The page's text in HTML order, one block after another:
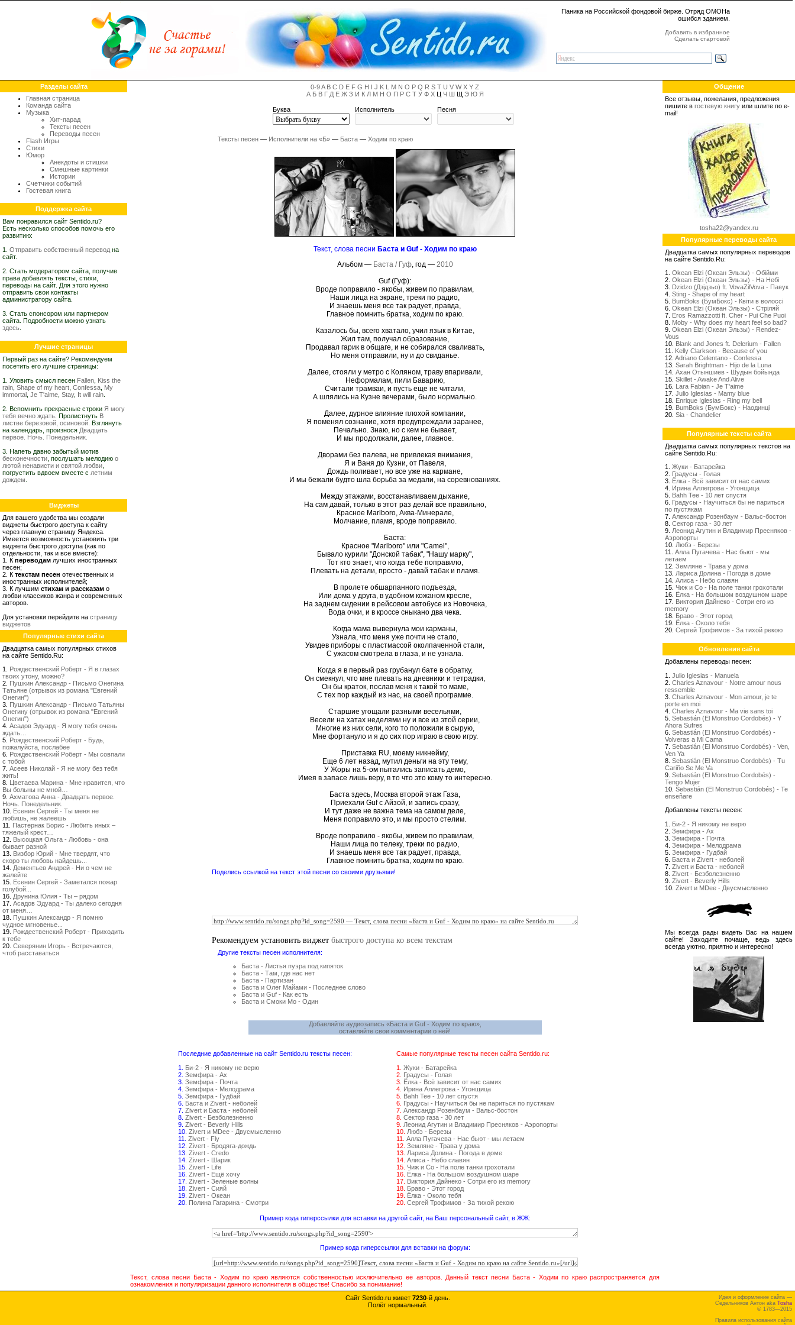
Паника на Российской фондовой бирже. Отряд ОМОНа
ошибся зданием.
Добавить в избранное
Сделать стартовой
Разделы сайта
Главная страница
Команда сайта
Музыка
Хит-парад
Тексты песен
Переводы песен
Flash Игры
Стихи
Юмор
Анекдоты и стишки
Смешные картинки
Истории
Счетчики событий
Гостевая книга
Поддержка сайта
Вам понравился сайт Sentido.ru?
Есть несколько способов помочь его
развитию:
1. Отправить собственный перевод на
сайт.
2. Стать модератором сайта, получив
права добавлять тексты, стихи,
переводы на сайт. Для этого нужно
отправить свои контакты
администратору сайта.
3. Стать спонсором или партнером
сайта. Подробности можно узнать
здесь
Лучшие страницы
Первый раз на сайте? Рекомендуем
посетить его лучшие страницы:
1. Уловить смысл песен Fallen Kiss the
rain Shape of my heart Confessa My
immortal Je T'aime Stay, It will rain
2. Вспомнить прекрасные строки Я могу
тебя вечно ждать . Пролистнуть В
листве березовой, осиновой . Взглянуть
на календарь, произнося Двадцать
первое. Ночь. Понедельник.
3. Напеть давно забытый мотив
бесконечности , послушать мелодию о
лютой ненависти и святой любви
погрустить вдвоем вместе с летним
дождем
Виджеты
Для вашего удобства мы создали
виджеты быстрого доступа к сайту
через главную страницу Яндекса.
Имеется возможность установить три
виджета быстрого доступа (как по
отдельности, так и все вместе):
1. К переводам лучших иностранных
песен;
2. К текстам песен отечественных и
иностранных исполнителей;
3. К лучшим стихам и рассказам о
любви классиков жанра и современных
авторов.
Для установки перейдите на страницу
виджетов
Популярные стихи сайта
Двадцатка самых популярных стихов
на сайте Sentido.Ru:
1. Рождественский Роберт - Я в глазах
твоих утону, можно?
2. Пушкин Александр - Письмо Онегина
Татьяне (отрывок из романа "Евгений
Онегин")
3. Пушкин Александр - Письмо Татьяны
Онегину (отрывок из романа "Евгений
Онегин")
4. Асадов Эдуард - Я могу тебя очень
ждать…
5. Рождественский Роберт - Будь,
пожалуйста, послабее
6. Рождественский Роберт - Мы совпали
с тобой
7. Асеев Николай - Я не могу без тебя
жить!
8. Цветаева Марина - Мне нравится, что
Вы больны не мной…
9. Ахматова Анна - Двадцать первое.
Ночь. Понедельник.
10. Есенин Сергей - Ты меня не
любишь, не жалеешь
11. Пастернак Борис - Любить иных –
тяжелый крест…
12. Высоцкая Ольга - Любовь - она
бывает разной
13. Визбор Юрий - Мне твердят, что
скоро ты любовь найдешь...
14. Дементьев Андрей - Ни о чем не
жалейте
15. Есенин Сергей - Заметался пожар
голубой...
16. Друнина Юлия - Ты – рядом
17. Асадов Эдуард - Ты далеко сегодня
от меня…
18. Пушкин Александр - Я помню
чудное мгновенье...
19. Рождественский Роберт - Приходить
к тебе
20. Северянин Игорь - Встречаются,
чтоб расставаться
0-9A B C D E F G H I J K L M N O P Q R S T U V W X Y Z
А Б В Г Д Е Ж З И К Л М Н О П Р С Т У Ф ХЦ Ч ШЩ Э Ю Я
Буква Исполнитель Песня
Тексты песен— Исполнители на «Б»— Баста— Ходим по краю
Текст, слова песни Баста и Guf - Ходим по краю
Альбом — Баста / Гуф, год — 2010
Guf (Гуф):
Вроде поправило - якобы, живем по правилам,
Наши лица на экране, треки по радио,
И знаешь меня все так радует, правда,
Главное помнить братка, ходим по краю.
Казалось бы, всего хватало, учил язык в Китае,
Жил там, получал образование,
Продавал гарик в общаге, и не собирался сваливать,
Но меня отправили, ну и до свиданье.
Далее, стояли у метро с Коляном, траву впаривали,
Неформалам, пили Баварию,
Считали трамваи, и пусть еще не читали,
А шлялись на Кузне вечерами, было нормально.
Далее, дурное влияние плохой компании,
Я поменял сознание, хотя предупреждали заранее,
Печально. Знаю, но с кем не бывает,
И мы продолжали, далее, главное.
Дворами без палева, не привлекая внимания,
Я и Ваня до Кузни, от Павеля,
Дождь поливает, но все уже на кармане,
И мы бежали будто шла борьба за медали, на соревнованиях.
Между этажами, восстанавливаем дыхание,
На сам давай, только в этот раз делай все правильно,
Красное Marlboro, Аква-Минерале,
Молчание, пламя, вроде поправило.
Баста:
Красное "Marlboro" или "Camel",
Бывало курили "Донской табак", "Нашу марку",
Тот кто знает, что когда тебе поправило,
Плевать на детали, просто - давай табак и пламя.
В пролете обшарпанного подъезда,
Или дома у друга, в удобном кожаном кресле,
На заднем сидении в рейсовом автобусе из Новочека,
Вода очки, и в кроссе сныкано два чека.
Когда мама вывернула мои карманы,
Узнала, что меня уже почти не стало,
Увидев приборы с пластмассой околпаченной стали,
С ужасом смотрела в глаза, и не узнала.
Когда я в первый раз грубанул бате в обратку,
Он смекнул, что мне плевать на дневники и тетрадки,
Он бы краток, послав меня к такой то маме,
С тех пор каждый из нас, на своей программе.
Старшие угощали разными весельями,
Весели на хатах неделями ну и все из этой серии,
Многие из них сели, кого то положили в сырую,
Мне фортануло и я до сих пор играю в свою игру.
Приставка RU, моему никнейму,
Еще 6 лет назад, мутил деньги на эту тему,
У Жоры на 5-ом пытались записать демо,
Имея в запасе лишь веру, в то что это кому то интересно.
Баста здесь, Москва второй этаж Газа,
Приехали Guf с Айзой, и запись сразу,
И тут даже не важна тема на самом деле,
Меня поправило это, и мы просто стелим.
Вроде поправило - якобы, живем по правилам,
Наши лица по телеку, треки по радио,
И знаешь меня все так радует, правда,
Главное помнить братка, ходим по краю.
Поделись ссылкой на текст этой песни со своими друзьями!
Рекомендуем установить виджет быстрого доступа ко всем текстам
Другие тексты песен исполнителя:
Баста - Листья пуэра под кипяток
Баста - Там, где нас нет
Баста - Партизан
Баста и Олег Майами - Последнее слово
Баста и Guf - Как есть
Баста и Смоки Мо - Один
Добавляйте аудиозапись «Баста и Guf - Ходим по краю»,
оставляйте свои комментарии о ней!
Последние добавленные на сайт Sentido.ru тексты песен:
1.
Би-2 - Я никому не верю
2. Земфира - Ах
3. Земфира - Почта
4. Земфира - Мелодрама
5. Земфира - Гудбай
6. Баста и Zivert - неболей
7. Zivert и Баста - неболей
8. Zivert - Безболезненно
9. Zivert - Beverly Hills
10. Zivert и MDee - Двусмысленно
11. Zivert - Fly
12. Zivert - Бродяга-дождь
13. Zivert - Credo
14. Zivert - Шарик
15. Zivert - Life
16. Zivert - Ещё хочу
17. Zivert - Зеленые волны
18. Zivert - Сияй
19. Zivert - Океан
20. Полина Гагарина - Смотри
Самые популярные тексты песен сайта Sentido.ru:
1. Жуки - Батарейка
2. Градусы - Голая
3. Ёлка - Всё зависит от нас самих
4. Ирина Аллегрова - Угонщица
5. Bahh Tee - 10 лет спустя
6. Градусы - Научиться бы не париться по пустякам
7. Александр Розенбаум - Вальс-бостон
8. Сектор газа - 30 лет
9. Леонид Агутин и Владимир Пресняков - Аэропорты
10. Любэ - Березы
11. Алла Пугачева - Нас бьют - мы летаем
12. Земляне - Трава у дома
13. Лариса Долина - Погода в доме
14. Алиса - Небо славян
15. Чиж и Со - На поле танки грохотали
16. Ёлка - На большом воздушном шаре
17. Виктория Дайнеко - Сотри его из memory
18. Браво - Этот город
19. Ёлка - Около тебя
20. Сергей Трофимов - За тихой рекою
Пример кода гиперссылки для вставки на другой сайт, на Ваш персональный сайт, в ЖЖ:
Пример кода гиперссылки для вставки на форум:
Текст, слова песни Баста - Ходим по краю являются собственностью исключительно её авторов. Данный текст песни Баста - Ходим по краю распространяется для
ознакомления и популяризации данного исполнителя в обществе! Спасибо за понимание!
Общение
Все отзывы, пожелания, предложения
пишите в гостевую книгу или шлите по e-
mail!
tosha22@yandex.ru
Популярные переводы сайта
Двадцатка самых популярных переводов
на сайте Sentido.Ru:
1. Okean Elzi (Океан Эльзы) - Обійми
2. Okean Elzi (Океан Эльзы) - На Небі
3. Dzidzo (Дзідзьо) ft. VovaZilVova - Павук
4. Sting - Shape of my heart
5. BumBoks (БумБокс) - Квіти в волоссі
6. Okean Elzi (Океан Эльзы) - Стрiляй
7. Eros Ramazzotti ft. Cher - Pui Che Puoi
8. Moby - Why does my heart feel so bad?
9. Okean Elzi (Океан Эльзы) - Rendez-
Vous
10. Blank and Jones ft. Delerium - Fallen
11. Kelly Clarkson - Because of you
12. Adriano Celentano - Confessa
13. Sarah Brightman - Hijo de la Luna
14. Ахан Отыншиев - Шудын бойында
15. Skillet - Awake And Alive
16. Lara Fabian - Je T'aime
17. Julio Iglesias - Mamy blue
18. Enrique Iglesias - Ring my bell
19. BumBoks (БумБокс) - Наодинці
20. Sia - Chandelier
Популярные тексты сайта
Двадцатка самых популярных текстов на
сайте Sentido.Ru:
1. Жуки - Батарейка
2. Градусы - Голая
3. Ёлка - Всё зависит от нас самих
4. Ирина Аллегрова - Угонщица
5. Bahh Tee - 10 лет спустя
6. Градусы - Научиться бы не париться
по пустякам
7. Александр Розенбаум - Вальс-бостон
8. Сектор газа - 30 лет
9. Леонид Агутин и Владимир Пресняков -
Аэропорты
10. Любэ - Березы
11. Алла Пугачева - Нас бьют - мы
летаем
12. Земляне - Трава у дома
13. Лариса Долина - Погода в доме
14. Алиса - Небо славян
15. Чиж и Со - На поле танки грохотали
16. Ёлка - На большом воздушном шаре
17. Виктория Дайнеко - Сотри его из
memory
18. Браво - Этот город
19. Ёлка - Около тебя
20. Сергей Трофимов - За тихой рекою
Обновления сайта
Добавлены переводы песен:
1. Julio Iglesias - Manuela
2. Charles Aznavour - Notre amour nous
ressemble
3. Charles Aznavour - Mon amour, je te
porte en moi
4. Charles Aznavour - Ma vie sans toi
5. Sebastián (El Monstruo Cordobés) - Y
Ahora Sufres
6. Sebastián (El Monstruo Cordobés) -
Volveras a Mi Cama
7. Sebastián (El Monstruo Cordobés) - Ven,
Ven Ya
8. Sebastián (El Monstruo Cordobés) - Tu
Cariño Se Me Va
9. Sebastián (El Monstruo Cordobés) -
Tengo Mujer
10. Sebastián (El Monstruo Cordobés) - Te
enseñare
Добавлены тексты песен:
1. Би-2 - Я никому не верю
2. Земфира - Ах
3. Земфира - Почта
4. Земфира - Мелодрама
5. Земфира - Гудбай
6. Баста и Zivert - неболей
7. Zivert и Баста - неболей
8. Zivert - Безболезненно
9. Zivert - Beverly Hills
10. Zivert и MDee - Двусмысленно
Мы всегда рады видеть Вас на нашем
сайте! Заходите почаще, ведь здесь
всегда уютно, приятно и интересно!
Сайт Sentido.ru живет 7230-й день.
Полёт нормальный.
Идея и оформление сайта —
Седельников Антон aka Tosha
© 1783—2015
Правила использования сайта